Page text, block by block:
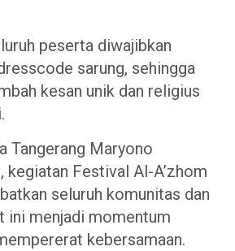
peserta diwajibkan
sarung, sehingga
kesan unik dan religius
Tangerang Maryono
kegiatan Festival Al-A’zhom
seluruh komunitas dan
ini menjadi momentum
kebersamaan.